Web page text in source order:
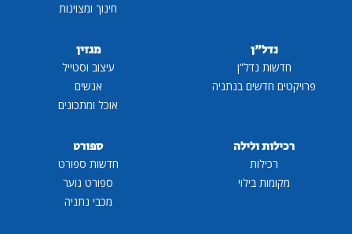
חינוך ומצוינות
נדל"ן
חדשות נדל"ן
פרויקטים חדשים בנתניה
מגזין
עיצוב וסטייל
אנשים
אוכל ומתכונים
רכילות ולילה
רכילות
מקומות בילוי
ספורט
חדשות ספורט
ספורט נוער
מכבי נתניה